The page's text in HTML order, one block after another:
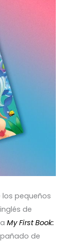
pequeños
de
My First Book:
de